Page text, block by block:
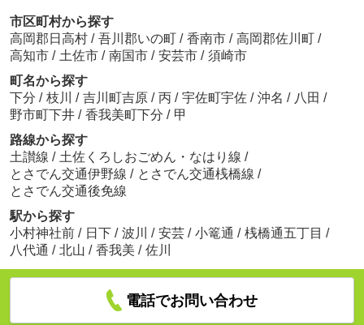
市区町村から探す
高岡郡日高村 / 吾川郡いの町 / 香南市 / 高岡郡佐川町 /
高知市 / 土佐市 / 南国市 / 安芸市 / 須崎市
町名から探す
下分 / 枝川 / 吉川町吉原 / 丙 / 宇佐町宇佐 / 沖名 / 八田 /
野市町下井 / 香我美町下分 / 甲
路線から探す
土讃線 / 土佐くろしおごめん・なはり線 /
とさでん交通伊野線 / とさでん交通桟橋線 /
とさでん交通後免線
駅から探す
小村神社前 / 日下 / 波川 / 安芸 / 小篭通 / 桟橋通五丁目 /
八代通 / 北山 / 香我美 / 佐川
電話でお問い合わせ